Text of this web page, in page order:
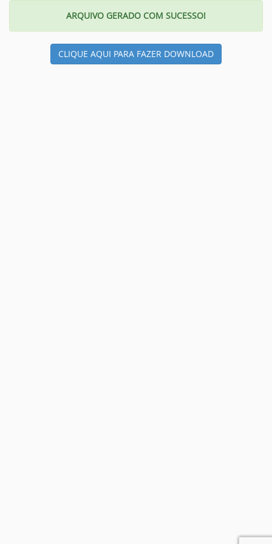
ARQUIVO GERADO COM SUCESSO!
CLIQUE AQUI PARA FAZER DOWNLOAD